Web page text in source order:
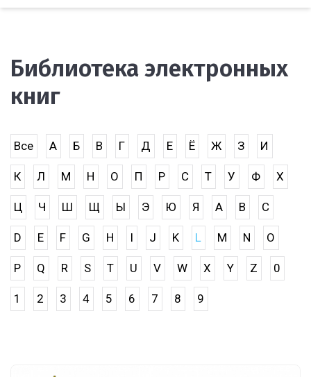
Библиотека электронных
книг
Все А Б В Г Д Е Ё Ж З И
К Л М Н О П Р С Т У Ф Х
Ц Ч Ш Щ Ы Э Ю Я A B C
D E F G H I J K L M N O
P Q R S T U V W X Y Z 0
1 2 3 4 5 6 7 8 9